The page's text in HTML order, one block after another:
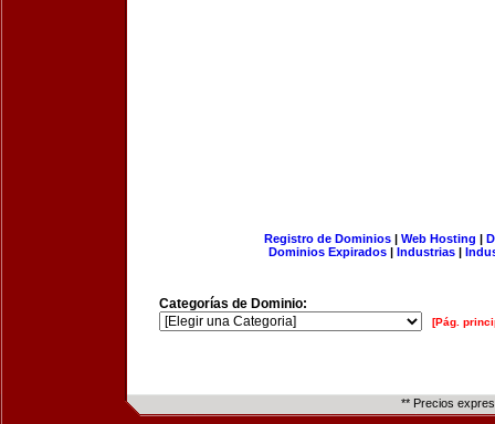
Registro de Dominios| Web Hosting |
Dominios Expirados | Industrias |
Categorías de Dominio:
[Pág.
** Precios